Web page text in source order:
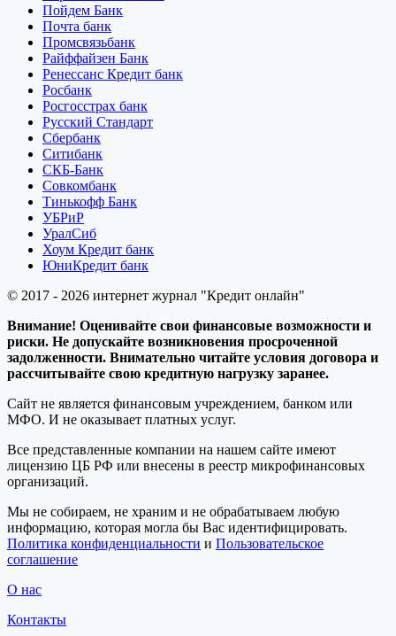
Пойдем Банк
Почта банк
Промсвязьбанк
Райффайзен Банк
Ренессанс Кредит банк
Росбанк
Росгосстрах банк
Русский Стандарт
Сбербанк
Ситибанк
СКБ-Банк
Совкомбанк
Тинькофф Банк
УБРиР
УралСиб
Хоум Кредит банк
ЮниКредит банк
© 2017 - 2026 интернет журнал "Кредит онлайн"
Внимание! Оценивайте свои финансовые возможности и
риски. Не допускайте возникновения просроченной
задолженности. Внимательно читайте условия договора и
рассчитывайте свою кредитную нагрузку заранее.
Сайт не является финансовым учреждением, банком или
МФО. И не оказывает платных услуг.
Все представленные компании на нашем сайте имеют
лицензию ЦБ РФ или внесены в реестр микрофинансовых
организаций.
Мы не собираем, не храним и не обрабатываем любую
информацию, которая могла бы Вас идентифицировать.
Политика конфиденциальности и Пользовательское
соглашение
О нас
Контакты